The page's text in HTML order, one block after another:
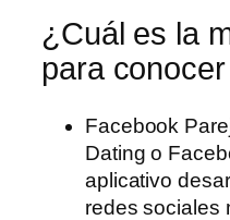
¿Cuál es la
para
Facebook
Dating o
aplicativo
redes sociales